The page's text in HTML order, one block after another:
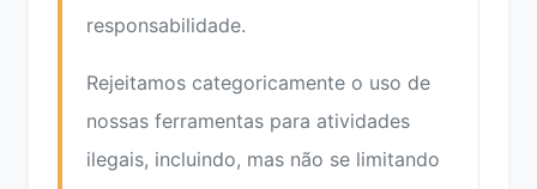
responsabilidade.
Rejeitamos categoricamente o uso de
nossas ferramentas para atividades
ilegais, incluindo, mas não se limitando